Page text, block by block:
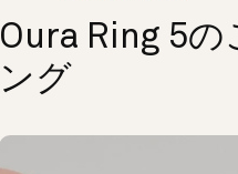
Oura Ring 5の
ング